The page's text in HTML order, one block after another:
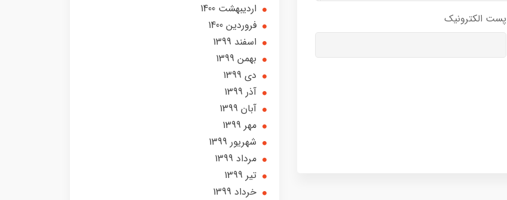
پست الکترونیک
ارديبهشت 1400
فروردین 1400
اسفند 1399
بهمن 1399
دی 1399
آذر 1399
آبان 1399
مهر 1399
شهریور 1399
مرداد 1399
تير 1399
خرداد 1399